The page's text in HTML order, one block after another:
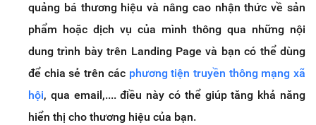
quảng bá thương hiệu và nâng cao nhận thức về sản
phẩm hoặc dịch vụ của mình thông qua những nội
dung trình bày trên Landing Page và bạn có thể dùng
để chia sẻ trên các phương tiện truyền thông mạng xã
hội, qua email,.... điều này có thể giúp tăng khả năng
hiển thị cho thương hiệu của bạn.